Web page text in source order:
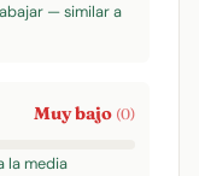
— similar a
Muy bajo (0)
la media